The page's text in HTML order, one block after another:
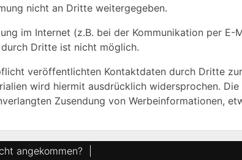
nicht an Dritte weitergegeben.
im Internet (z.B. bei der Kommunikation per E-
Dritte ist nicht möglich.
veröffentlichten Kontaktdaten durch Dritte
wird hiermit ausdrücklich widersprochen.
Zusendung von Werbeinformationen,
angekommen?